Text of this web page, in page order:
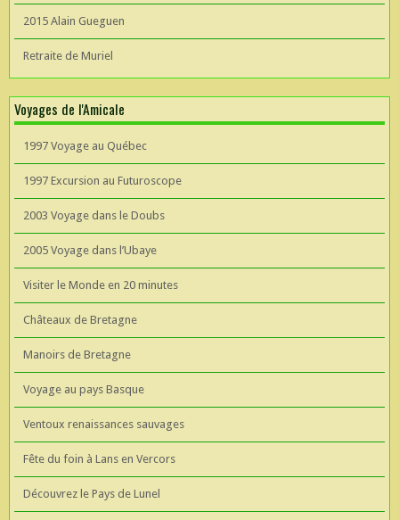
2015 Alain Gueguen
Retraite de Muriel
Voyages de l'Amicale
1997 Voyage au Québec
1997 Excursion au Futuroscope
2003 Voyage dans le Doubs
2005 Voyage dans l’Ubaye
Visiter le Monde en 20 minutes
Châteaux de Bretagne
Manoirs de Bretagne
Voyage au pays Basque
Ventoux renaissances sauvages
Fête du foin à Lans en Vercors
Découvrez le Pays de Lunel